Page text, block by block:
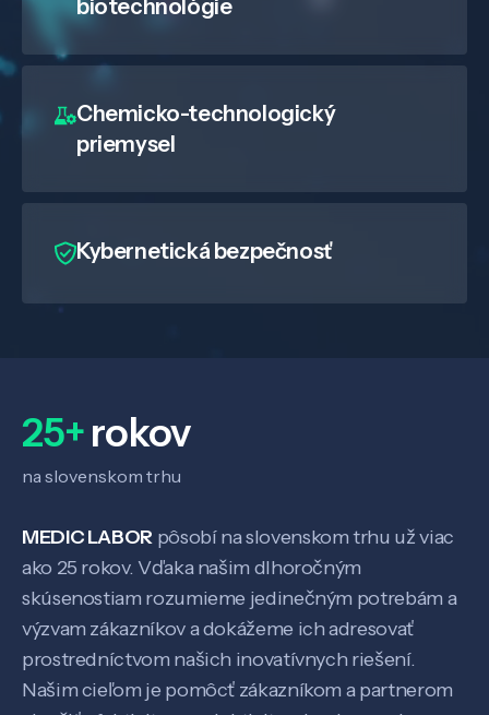
biotechnológie
Chemicko-technologický
priemysel
Kybernetická bezpečnosť
25+rokov
na slovenskom trhu
MEDIC LABOR pôsobí na slovenskom trhu už viac
ako 25 rokov. Vďaka našim dlhoročným
skúsenostiam rozumieme jedinečným potrebám a
výzvam zákazníkov a dokážeme ich adresovať
prostredníctvom našich inovatívnych riešení.
Našim cieľom je pomôcť zákazníkom a partnerom